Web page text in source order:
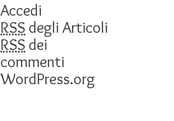
Accedi
RSS degli Articoli
RSS dei
commenti
WordPress.org